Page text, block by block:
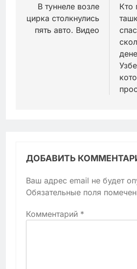
по
записям
В туннеле возле
цирка столкнулись
пять авто. Видео
Кто
ДОБАВИТЬ
Ваш адрес email не будет
Обязательные поля
Комментарий *